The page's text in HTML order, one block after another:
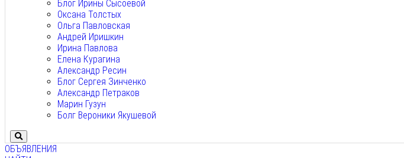
Блог Ирины Сысоевой
Оксана Толстых
Ольга Павловская
Андрей Иришкин
Ирина Павлова
Елена Курагина
Александр Ресин
Блог Сергея Зинченко
Александр Петраков
Марин Гузун
Болг Вероники Якушевой
ОБЪЯВЛЕНИЯ